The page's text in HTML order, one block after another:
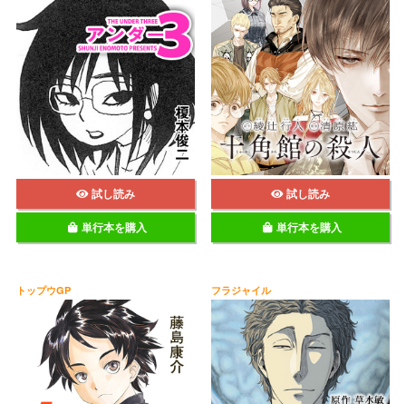
試し読み
単行本を購入
試し読み
単行本を購入
トップウGP フラジャイル